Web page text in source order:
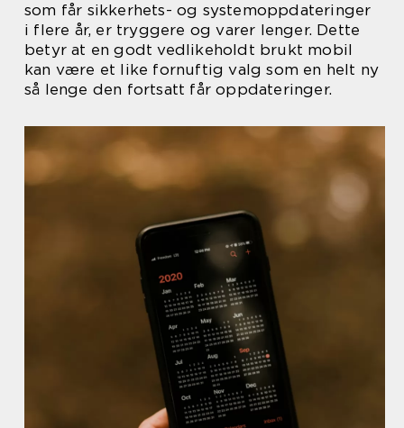
som får sikkerhets- og systemoppdateringer
i flere år, er tryggere og varer lenger. Dette
betyr at en godt vedlikeholdt brukt mobil
kan være et like fornuftig valg som en helt ny
så lenge den fortsatt får oppdateringer.